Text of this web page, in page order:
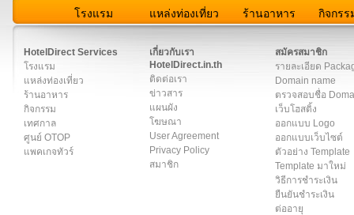
โรงแรม แหล่งท่องเที่ยว ร้านอาหาร กิจกรร
HotelDirect Services
โรงแรม
แหล่งท่องเที่ยว
ร้านอาหาร
กิจกรรม
เทศกาล
ศูนย์ OTOP
แพคเกจทัวร์
เกี่ยวกับเรา
HotelDirect.in.th
ติดต่อเรา
ข่าวสาร
แผนผัง
โฆษณา
User Agreement
Privacy Policy
สมาชิก
สมัครสมาชิก
รายละเอียด
Domain name
ตรวจสอบชื่อ
เว็บโฮสติ้ง
ออกแบบ Logo
ออกแบบเว็บไซต์
ตัวอย่าง Template
Template มาใหม่
วิธีการชำระเงิน
ยืนยันชำระเงิน
ต่ออายุ